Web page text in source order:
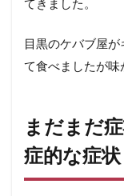
てきました。
目黒のケバブ屋
て食べましたが味
まだまだ
症的な症